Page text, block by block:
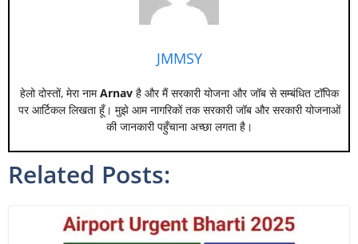
JMMSY
हेलो दोस्तों, मेरा नामArnavहै और मैं सरकारी योजना और जॉब से सम्बंधित टॉपिक
पर आर्टिकल लिखता हूँ। मुझे आम नागरिकों तक सरकारी जॉब और सरकारी योजनाओं
की जानकारी पहुँचाना अच्छा लगता है।
Related Posts: